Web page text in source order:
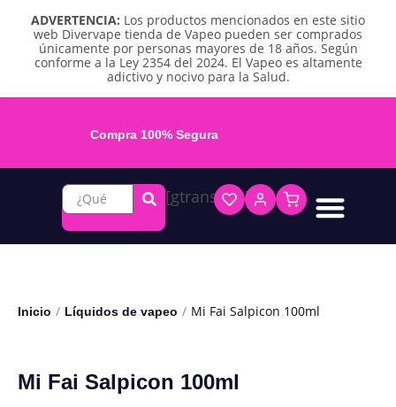
ADVERTENCIA: Los productos mencionados en este sitio
web Divervape tienda de Vapeo pueden ser comprados
únicamente por personas mayores de 18 años. Según
conforme a la Ley 2354 del 2024. El Vapeo es altamente
adictivo y nocivo para la Salud.
Compra 100% Segura
[gtranslate]
Inicio / Líquidos de vapeo / Mi Fai Salpicon 100ml
Mi Fai Salpicon 100ml